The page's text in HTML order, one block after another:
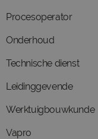
Procesoperator
Onderhoud
Technische dienst
Leidinggevende
Werktuigbouwkunde
Vapro